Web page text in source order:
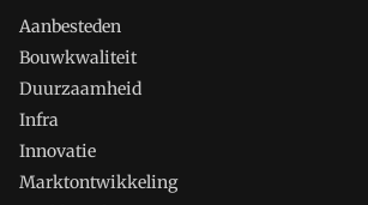
Aanbesteden
Bouwkwaliteit
Duurzaamheid
Infra
Innovatie
Marktontwikkeling